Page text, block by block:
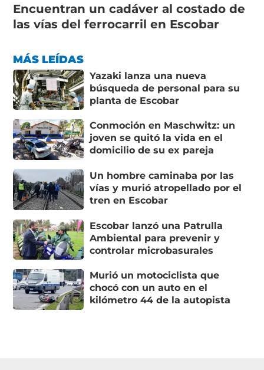
Encuentran un cadáver al costado de
las vías del ferrocarril en Escobar
MÁS LEÍDAS
Yazaki lanza una nueva
búsqueda de personal para su
planta de Escobar
Conmoción en Maschwitz: un
joven se quitó la vida en el
domicilio de su ex pareja
Un hombre caminaba por las
vías y murió atropellado por el
tren en Escobar
Escobar lanzó una Patrulla
Ambiental para prevenir y
controlar microbasurales
Murió un motociclista que
chocó con un auto en el
kilómetro 44 de la autopista